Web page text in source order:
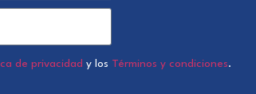
de privacidad y los Términos y condiciones.